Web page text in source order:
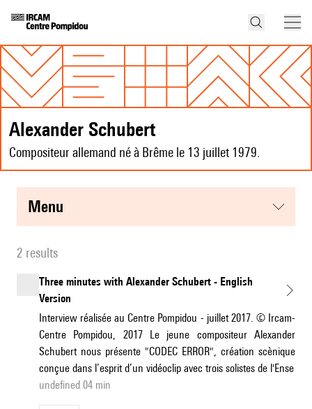
Alexander Schubert
Compositeur allemand né à Brême le 13 juillet 1979.
menu
2 results
Three minutes with Alexander Schubert - English
Version
Interview réalisée au Centre Pompidou - juillet 2017. © Ircam-
Centre Pompidou, 2017 Le jeune compositeur Alexander
Schubert nous présente "CODEC ERROR", création scènique
conçue dans l’esprit d’un vidéoclip avec trois solistes de l'Ense
undefined 04 min